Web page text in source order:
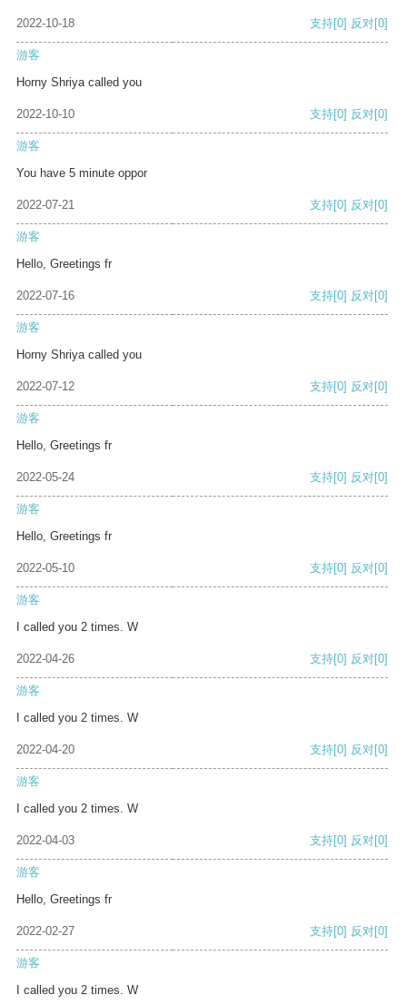
2022-10-18 支持[0] 反对[0]
游客
Horny Shriya called you
2022-10-10 支持[0] 反对[0]
游客
You have 5 minute oppor
2022-07-21 支持[0] 反对[0]
游客
Hello, Greetings fr
2022-07-16 支持[0] 反对[0]
游客
Horny Shriya called you
2022-07-12 支持[0] 反对[0]
游客
Hello, Greetings fr
2022-05-24 支持[0] 反对[0]
游客
Hello, Greetings fr
2022-05-10 支持[0] 反对[0]
游客
I called you 2 times. W
2022-04-26 支持[0] 反对[0]
游客
I called you 2 times. W
2022-04-20 支持[0] 反对[0]
游客
I called you 2 times. W
2022-04-03 支持[0] 反对[0]
游客
Hello, Greetings fr
2022-02-27 支持[0] 反对[0]
游客
I called you 2 times. W